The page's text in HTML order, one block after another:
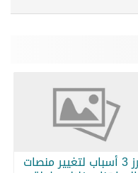
أبرز 3 أسباب لتغيير منصات